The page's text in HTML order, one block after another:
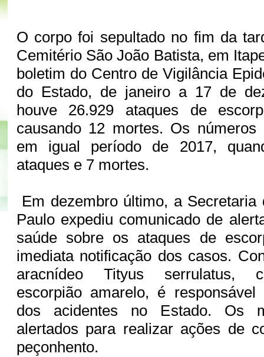
O corpo foi sepultado no fim da
Cemitério São João Batista, em
boletim do Centro de Vigilância
do Estado, de janeiro a 17 de
houve 26.929 ataques de
causando 12 mortes. Os
em igual período de 2017,
ataques e 7 mortes.
Em dezembro último, a Secretaria
Paulo expediu comunicado de
saúde sobre os ataques de
imediata notificação dos casos.
aracnídeo Tityus serrulatus,
escorpião amarelo, é
dos acidentes no Estado. Os
alertados para realizar ações de
peçonhento.